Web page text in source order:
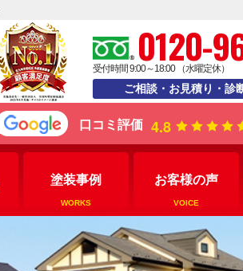
0120-
受付時間 9:00～18:00 （水曜定休）
ご相談・お見積り・診
口コミ評価 4.8
塗装事例
WORKS
お客様の声
VOICE